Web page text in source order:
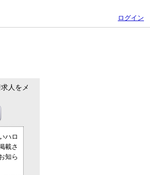
ログイン
人をメ
ハロ
載さ
知ら